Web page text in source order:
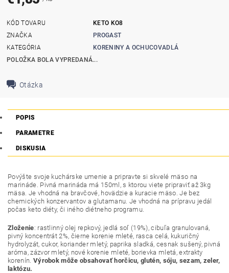
KÓD TOVARU
KETO KO8
ZNAČKA
PROGAST
KATEGÓRIA
KORENINY A OCHUCOVADLÁ
POLOŽKA BOLA VYPREDANÁ...
Otázka
POPIS
PARAMETRE
DISKUSIA
Povýšte svoje kuchárske umenie a pripravte si skvelé mäso na
marináde. Pivná marináda má 150ml, s ktorou viete pripraviť až 3kg
mäsa. Je vhodná na bravčové, hovädzie a kuracie mäso. Je bez
chemických konzervantov a glutamanu. Je vhodná na prípravu jedál
počas keto diéty, či iného diétneho programu.
Zloženie: rastlinný olej repkový, jedlá soľ (19%), cibuľa granulovaná,
pivný koncentrát 2%, čierne korenie mleté, rasca celá, kukuričný
hydrolyzát, cukor, koriander mletý, paprika sladká, cesnak sušený, pivná
aróma, zázvor mletý, nové korenie mleté, borievka mletá, extrakty
korenín. Výrobok môže obsahovať horčicu, glutén, sóju, sezam, zeler,
laktózu.